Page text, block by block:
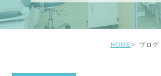
HOME ブログ